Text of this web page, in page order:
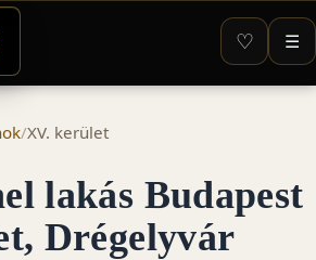
♡ ☰
/XV. kerület
lakás Budapest
Drégelyvár